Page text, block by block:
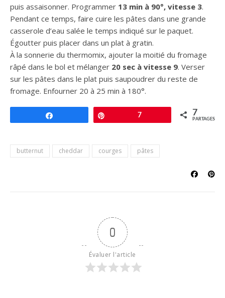
puis assaisonner. Programmer 13 min à 90°, vitesse 3.
Pendant ce temps, faire cuire les pâtes dans une grande
casserole d’eau salée le temps indiqué sur le paquet.
Égoutter puis placer dans un plat à gratin.
À la sonnerie du thermomix, ajouter la moitié du fromage
râpé dans le bol et mélanger 20 sec à vitesse 9. Verser
sur les pâtes dans le plat puis saupoudrer du reste de
fromage. Enfourner 20 à 25 min à 180°.
7 7
PARTAGES
butternut cheddar courges pâtes
0
Évaluer l'article